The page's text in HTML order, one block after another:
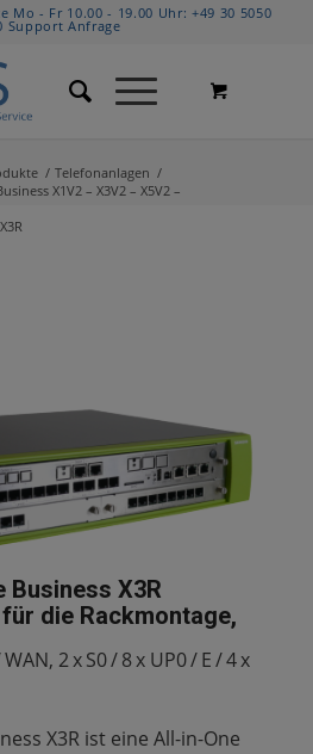
Mo - Fr 10.00 - 19.00 Uhr:+49 30 5050
Support Anfrage
/ Telefonanlagen /
X1V2 – X3V2 – X5V2 –
Business X3R
die Rackmontage,
2 x S0 / 8 x UP0 / E / 4 x
X3R ist eine All-in-One